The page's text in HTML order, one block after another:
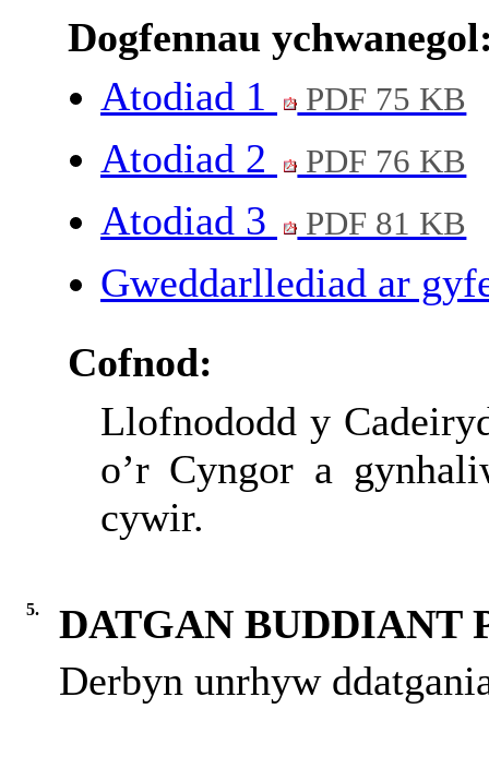
Dogfennau
Atodiad 1
PDF 75 KB
Atodiad 2 PDF 76 KB
Atodiad 3 PDF 81 KB
Gweddarllediad ar
Cofnod:
Llofnododd y
o’r Cyngor a
cywir.
5.
DATGAN BUDDIANT
Derbyn unrhyw